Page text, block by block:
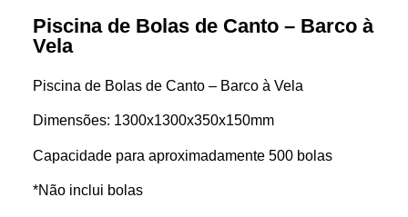
Piscina de Bolas de Canto – Barco à
Vela
Piscina de Bolas de Canto – Barco à Vela
Dimensões: 1300x1300x350x150mm
Capacidade para aproximadamente 500 bolas
*Não inclui bolas